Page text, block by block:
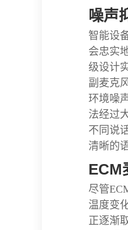
噪声
智能设
会忠实
级设计
副麦克
环境噪
法经过
不同说
清晰的
ECM
尽管
温度变
正逐渐